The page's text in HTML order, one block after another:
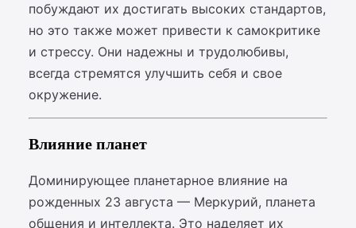
побуждают их достигать высоких стандартов,
но это также может привести к самокритике
и стрессу. Они надежны и трудолюбивы,
всегда стремятся улучшить себя и свое
окружение.
Влияние планет
Доминирующее планетарное влияние на
рожденных 23 августа — Меркурий, планета
общения и интеллекта. Это наделяет их